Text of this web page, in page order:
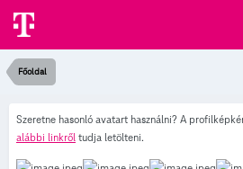
Főoldal
Szeretne hasonló avatart használni? A
alábbi linkről tudja letölteni.